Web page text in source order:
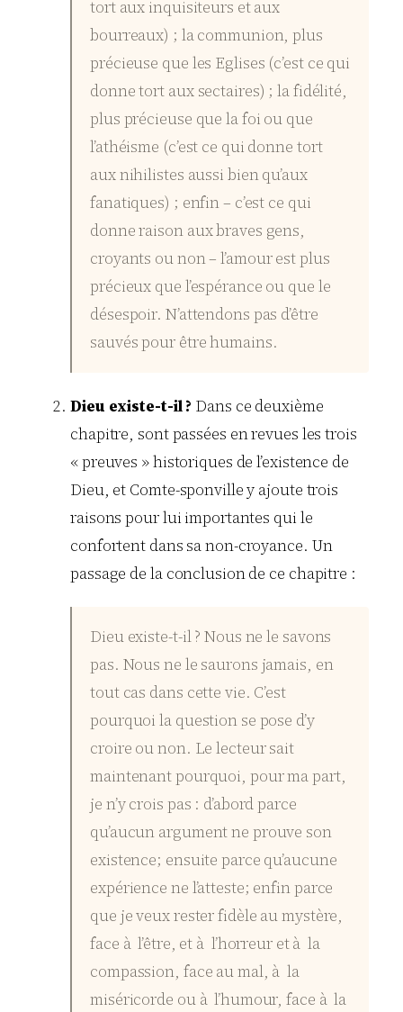
tort aux inquisiteurs et aux
bourreaux) ; la communion, plus
précieuse que les Eglises (c’est ce qui
donne tort aux sectaires) ; la fidélité,
plus précieuse que la foi ou que
l’athéisme (c’est ce qui donne tort
aux nihilistes aussi bien qu’aux
fanatiques) ; enfin – c’est ce qui
donne raison aux braves gens,
croyants ou non – l’amour est plus
précieux que l’espérance ou que le
désespoir. N’attendons pas d’être
sauvés pour être humains.
Dieu existe-t-il ? Dans ce deuxième
chapitre, sont passées en revues les trois
« preuves » historiques de l’existence de
Dieu, et Comte-sponville y ajoute trois
raisons pour lui importantes qui le
confortent dans sa non-croyance. Un
passage de la conclusion de ce chapitre :
Dieu existe-t-il ? Nous ne le savons
pas. Nous ne le saurons jamais, en
tout cas dans cette vie. C’est
pourquoi la question se pose d’y
croire ou non. Le lecteur sait
maintenant pourquoi, pour ma part,
je n’y crois pas : d’abord parce
qu’aucun argument ne prouve son
existence; ensuite parce qu’aucune
expérience ne l’atteste; enfin parce
que je veux rester fidèle au mystère,
face à l’être, et à l’horreur et à la
compassion, face au mal, à la
miséricorde ou à l’humour, face à la